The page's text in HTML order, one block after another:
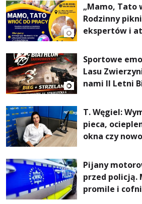
„Mamo, Tato
Rodzinny
ekspertów i
Sportowe
Lasu
nami II Letni
T. Węgiel:
pieca,
okna czy
rachunki za
komfort
powietrze
Pijany
przed policją.
promile i